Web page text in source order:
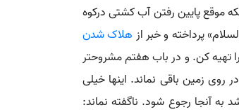
موقع پایین رفتن آب کشتی درکوه
پرداخته و خبر از هلاک شدن
تهیه کن. و در باب هفتم مشروحتر
زمین باقی نماند. اینها خیلی
آنجا رجوع شود. ناگفته نماند: